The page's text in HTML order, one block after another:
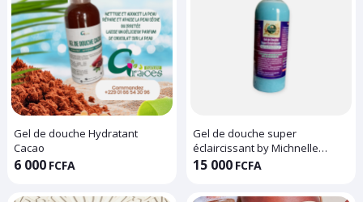
Gel de douche Hydratant
Cacao
6 000 FCFA
Gel de douche super
éclaircissant by Michnelle
cosmétique
15 000 FCFA